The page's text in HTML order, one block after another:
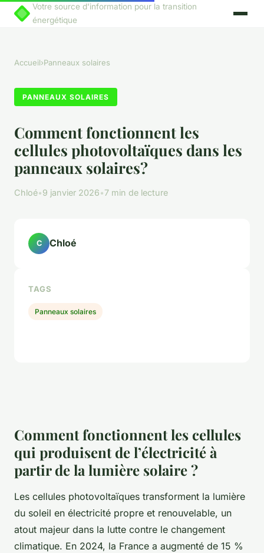
Votre source d'information pour la transition
énergétique
Accueil›Panneaux solaires
PANNEAUX SOLAIRES
Comment fonctionnent les
cellules photovoltaïques dans les
panneaux solaires?
Chloé•9 janvier 2026•7 min de lecture
Comment fonctionnent les cellules
qui produisent de l’électricité à
partir de la lumière solaire ?
Les cellules photovoltaïques transforment la lumière
du soleil en électricité propre et renouvelable, un
atout majeur dans la lutte contre le changement
climatique. En 2024, la France a augmenté de 15 %
C Chloé
TAGS
Panneaux solaires